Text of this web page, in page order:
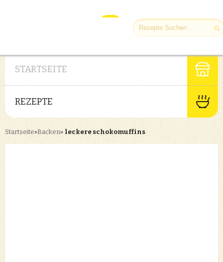
STARTSEITE
REZEPTE
Startseite»Backen»leckere schokomuffins